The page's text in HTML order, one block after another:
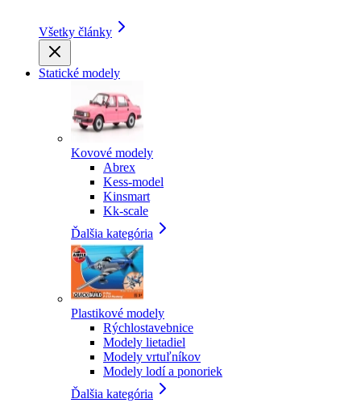
Všetky články
Statické modely
Kovové modely
Abrex
Kess-model
Kinsmart
Kk-scale
Ďalšia kategória
Plastikové modely
Rýchlostavebnice
Modely lietadiel
Modely vrtuľníkov
Modely lodí a ponoriek
Ďalšia kategória